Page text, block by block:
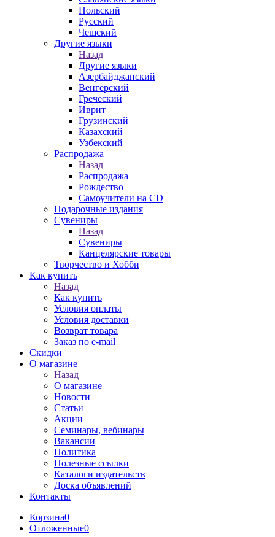
Польский
Русский
Чешский
Другие языки
Назад
Другие языки
Азербайджанский
Венгерский
Греческий
Иврит
Грузинский
Казахский
Узбекский
Распродажа
Назад
Распродажа
Рождество
Самоучители на CD
Подарочные издания
Сувениры
Назад
Сувениры
Канцелярские товары
Творчество и Хобби
Как купить
Назад
Как купить
Условия оплаты
Условия доставки
Возврат товара
Заказ по e-mail
Скидки
О магазине
Назад
О магазине
Новости
Статьи
Акции
Семинары, вебинары
Вакансии
Политика
Полезные ссылки
Каталоги издательств
Доска объявлений
Контакты
Корзина0
Отложенные0